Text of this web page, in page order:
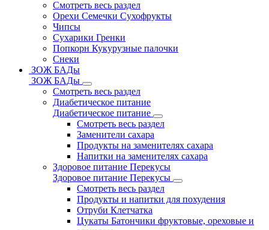
Смотреть весь раздел
Орехи Семечки Сухофрукты
Чипсы
Сухарики Гренки
Попкорн Кукурузные палочки
Снеки
ЗОЖ БАДы
ЗОЖ БАДы
Смотреть весь раздел
Диабетическое питание
Диабетическое питание
Смотреть весь раздел
Заменители сахара
Продукты на заменителях сахара
Напитки на заменителях сахара
Здоровое питание Перекусы
Здоровое питание Перекусы
Смотреть весь раздел
Продукты и напитки для похудения
Отруби Клетчатка
Цукаты Батончики фруктовые, ореховые и